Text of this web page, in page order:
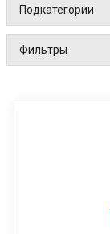
Подкатегории
Фильтры